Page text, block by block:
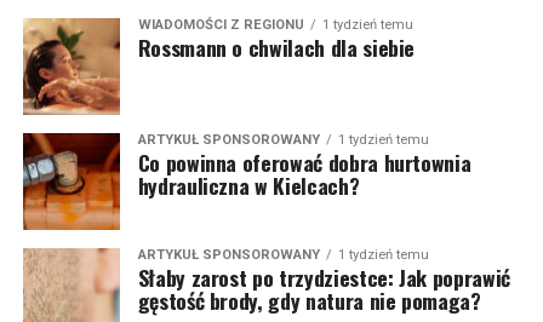
WIADOMOŚCI Z REGIONU 1 tydzień temu
Rossmann o chwilach dla siebie
ARTYKUŁ SPONSOROWANY 1 tydzień temu
Co powinna oferować dobra hurtownia
hydrauliczna w Kielcach?
ARTYKUŁ SPONSOROWANY 1 tydzień temu
Słaby zarost po trzydziestce: Jak poprawić
gęstość brody, gdy natura nie pomaga?